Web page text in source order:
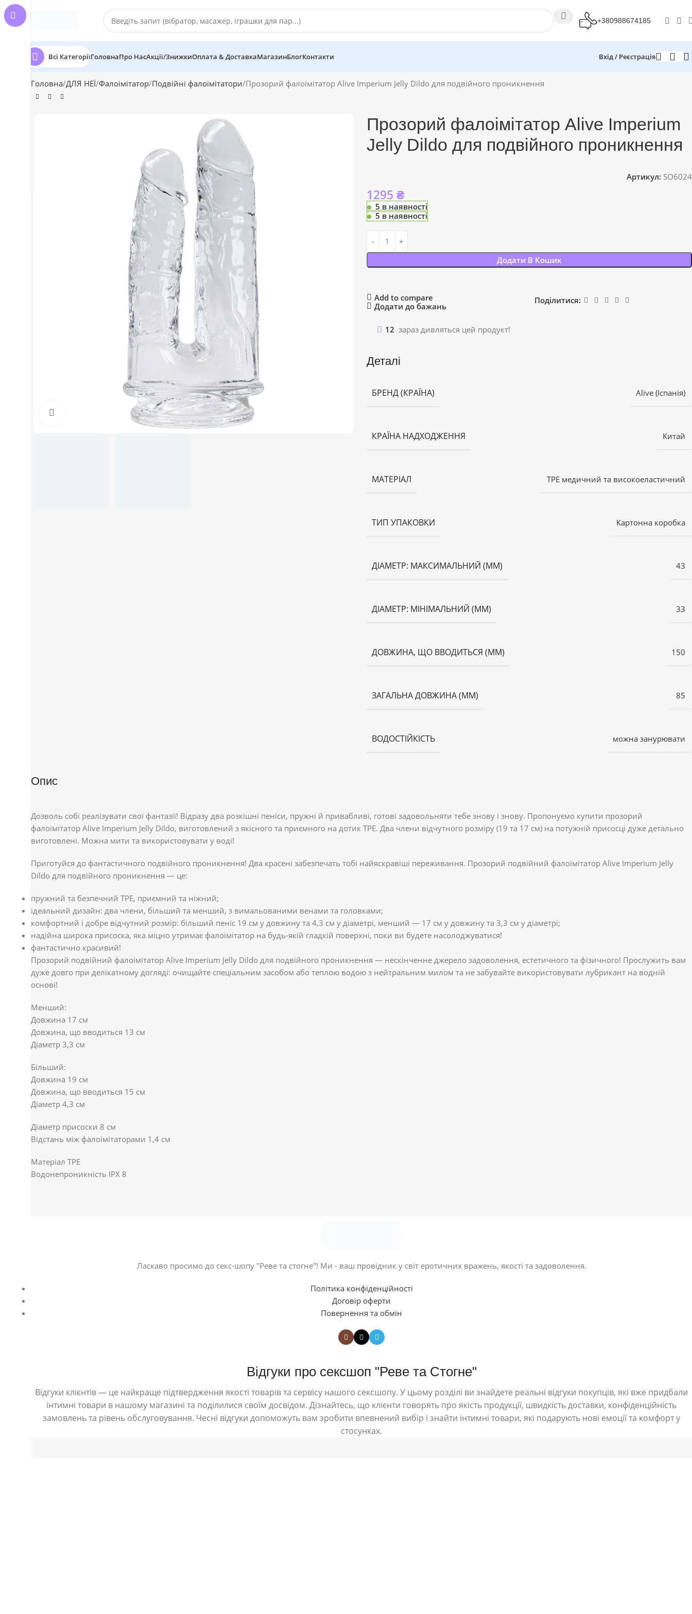
+380988674185
Всі КатегоріїГоловнаПро НасАкції/ЗнижкиОплата & ДоставкаМагазинБлогКонтакти Вхід / Реєстрація
Головна ДЛЯ НЕЇ Фалоімітатор Подвійні фалоімітатори Прозорий фалоімітатор Alive Imperium Jelly Dildo для подвійного проникнення
Прозорий фалоімітатор Alive Imperium
Jelly Dildo для подвійного проникнення
Артикул: SO6024
1295 ₴
5 в наявності
5 в наявності
Додати В Кошик
Add to compare
Додати до бажань
Поділитися:
12 зараз дивляться цей продукт!
Деталі
БРЕНД (КРАЇНА) Alive (Іспанія)
КРАЇНА НАДХОДЖЕННЯ Китай
МАТЕРІАЛ TPE медичний та високоеластичний
ТИП УПАКОВКИ Картонна коробка
ДІАМЕТР: МАКСИМАЛЬНИЙ (ММ) 43
ДІАМЕТР: МІНІМАЛЬНИЙ (ММ) 33
ДОВЖИНА, ЩО ВВОДИТЬСЯ (ММ) 150
ЗАГАЛЬНА ДОВЖИНА (ММ) 85
ВОДОСТІЙКІСТЬ можна занурювати
Опис
Дозволь собі реалізувати свої фантазії! Відразу два розкішні пеніси, пружні й привабливі, готові задовольняти тебе знову і знову. Пропонуємо купити прозорий
фалоімітатор Alive Imperium Jelly Dildo, виготовлений з якісного та приємного на дотик TPE. Два члени відчутного розміру (19 та 17 см) на потужній присосці дуже детально
виготовлені. Можна мити та використовувати у воді!
Приготуйся до фантастичного подвійного проникнення! Два красені забезпечать тобі найяскравіші переживання. Прозорий подвійний фалоімітатор Alive Imperium Jelly
Dildo для подвійного проникнення — це:
пружний та безпечний TPE, приємний та ніжний;
ідеальний дизайн: два члени, більший та менший, з вимальованими венами та головками;
комфортний і добре відчутний розмір: більший пеніс 19 см у довжину та 4,3 см у діаметрі, менший — 17 см у довжину та 3,3 см у діаметрі;
надійна широка присоска, яка міцно утримає фалоімітатор на будь-якій гладкій поверхні, поки ви будете насолоджуватися!
фантастично красивий!
Прозорий подвійний фалоімітатор Alive Imperium Jelly Dildo для подвійного проникнення — нескінченне джерело задоволення, естетичного та фізичного! Прослужить вам
дуже довго при делікатному догляді: очищайте спеціальним засобом або теплою водою з нейтральним милом та не забувайте використовувати лубрикант на водній
основі!
Менший:
Довжина 17 см
Довжина, що вводиться 13 см
Діаметр 3,3 см
Більший:
Довжина 19 см
Довжина, що вводиться 15 см
Діаметр 4,3 см
Діаметр присоски 8 см
Відстань між фалоімітаторами 1,4 см
Матеріал TPE
Водонепроникність IPX 8
Ласкаво просимо до секс-шопу "Реве та стогне"! Ми - ваш провідник у світ еротичних вражень, якості та задоволення.
Політика конфіденційності
Договір оферти
Повернення та обмін
Відгуки про сексшоп "Реве та Стогне"
Відгуки клієнтів — це найкраще підтвердження якості товарів та сервісу нашого сексшопу. У цьому розділі ви знайдете реальні відгуки покупців, які вже придбали
інтимні товари в нашому магазині та поділилися своїм досвідом. Дізнайтесь, що клієнти говорять про якість продукції, швидкість доставки, конфіденційність
замовлень та рівень обслуговування. Чесні відгуки допоможуть вам зробити впевнений вибір і знайти інтимні товари, які подарують нові емоції та комфорт у
стосунках.